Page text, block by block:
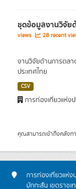
ชุดข้อมูลงานวิจัย
views
28 recent
งานวิจัยด้านการตลา
ประเทศไทย
CSV
การท่องเที่ยวแห่งป
คุณสามารถเข้าถึงคลังท
การท่องเที่ยวแห่ง
มักกะสัน เขตราช